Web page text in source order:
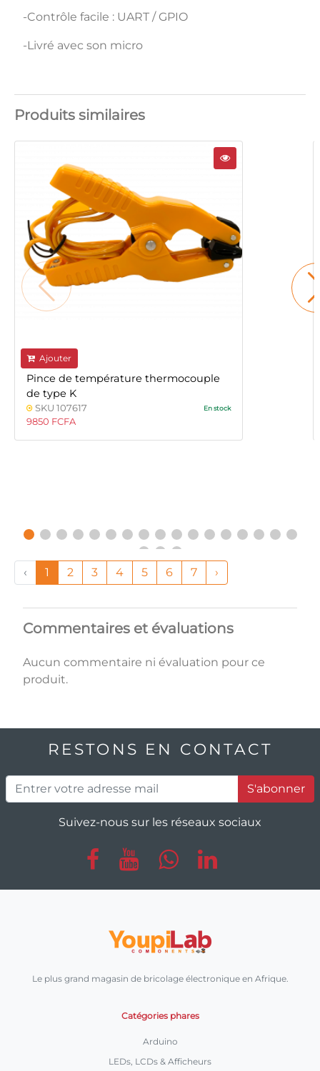
-Contrôle facile : UART / GPIO
-Livré avec son micro
Produits similaires
Ajouter
Pince de température thermocouple
de type K
SKU 107617 En stock
9850 FCFA
‹ 1 2 3 4 5 6 7 ›
Commentaires et évaluations
Aucun commentaire ni évaluation pour ce
produit.
RESTONS EN CONTACT
S'abonner
Suivez-nous sur les réseaux sociaux
Le plus grand magasin de bricolage électronique en Afrique.
Catégories phares
Arduino
LEDs, LCDs & Afficheurs